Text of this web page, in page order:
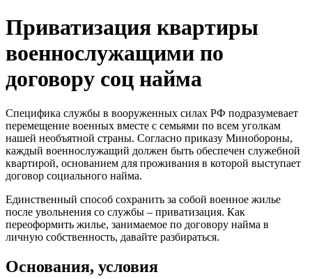
Приватизация квартиры
военнослужащими по
договору соц найма
Специфика службы в вооруженных силах РФ подразумевает
перемещение военных вместе с семьями по всем уголкам
нашей необъятной страны. Согласно приказу Минобороны,
каждый военнослужащий должен быть обеспечен служебной
квартирой, основанием для проживания в которой выступает
договор социального найма.
Единственный способ сохранить за собой военное жилье
после увольнения со службы – приватизация. Как
переоформить жилье, занимаемое по договору найма в
личную собственность, давайте разбираться.
Основания, условия